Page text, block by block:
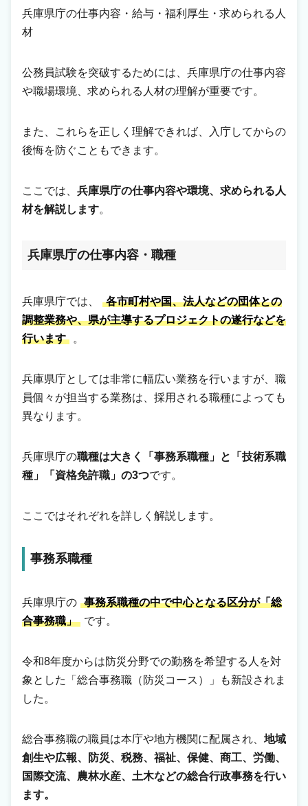
兵庫県庁の仕事内容・給与・福利厚生・求められる人
材
公務員試験を突破するためには、兵庫県庁の仕事内容
や職場環境、求められる人材の理解が重要です。
また、これらを正しく理解できれば、入庁してからの
後悔を防ぐこともできます。
ここでは、 兵庫県庁の仕事内容や環境、求められる人
材を解説します。
兵庫県庁の仕事内容・職種
兵庫県庁では、
各市町村や国、法人などの団体との
調整業務や、県が主導するプロジェクトの遂行などを
行います
。
兵庫県庁としては非常に幅広い業務を行いますが、職
員個々が担当する業務は、採用される職種によっても
異なります。
兵庫県庁の職種は大きく「事務系職種」と「技術系職
種」「資格免許職」の3つです。
ここではそれぞれを詳しく解説します。
事務系職種
兵庫県庁の 事務系職種の中で中心となる区分が「総
合事務職」
です。
令和8年度からは防災分野での勤務を希望する人を対
象とした「総合事務職（防災コース）」も新設されま
した。
総合事務職の職員は本庁や地方機関に配属され、 地域
創生や広報、防災、税務、福祉、保健、商工、労働、
国際交流、農林水産、土木などの総合行政事務を行い
ます。